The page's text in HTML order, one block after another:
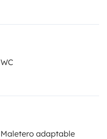
WC
Maletero adaptable